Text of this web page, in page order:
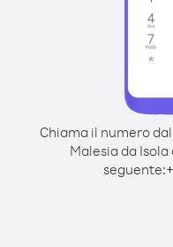
Chiama il numero
Malesia da
seguente:+